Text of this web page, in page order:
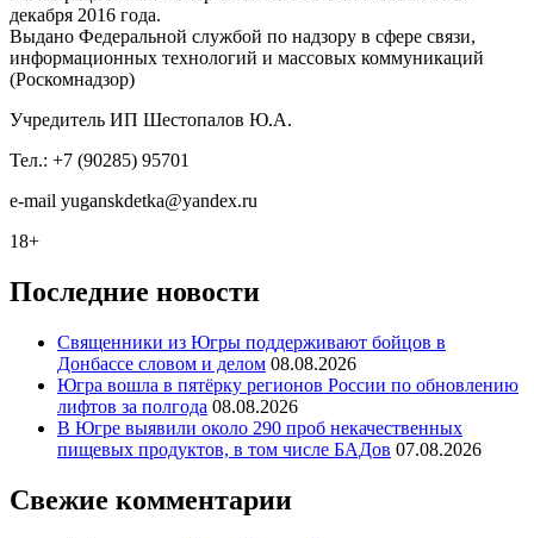
декабря 2016 года.
Выдано Федеральной службой по надзору в сфере связи,
информационных технологий и массовых коммуникаций
(Роскомнадзор)
Учредитель ИП Шестопалов Ю.А.
Тел.: +7 (90285) 95701
e-mail yuganskdetka@yandex.ru
18+
Последние новости
Священники из Югры поддерживают бойцов в
Донбассе словом и делом 08.08.2026
Югра вошла в пятёрку регионов России по обновлению
лифтов за полгода 08.08.2026
В Югре выявили около 290 проб некачественных
пищевых продуктов, в том числе БАДов 07.08.2026
Свежие комментарии